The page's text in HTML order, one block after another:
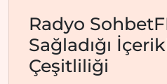
Radyo
Sağladığı
Çeşitliliği